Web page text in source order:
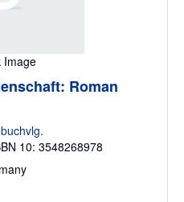
Image
Roman
10: 3548268978